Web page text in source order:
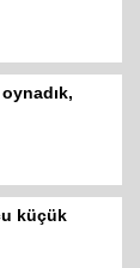
küçük